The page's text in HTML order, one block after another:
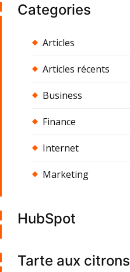
Categories
Articles
Articles récents
Business
Finance
Internet
Marketing
HubSpot
Tarte aux citrons